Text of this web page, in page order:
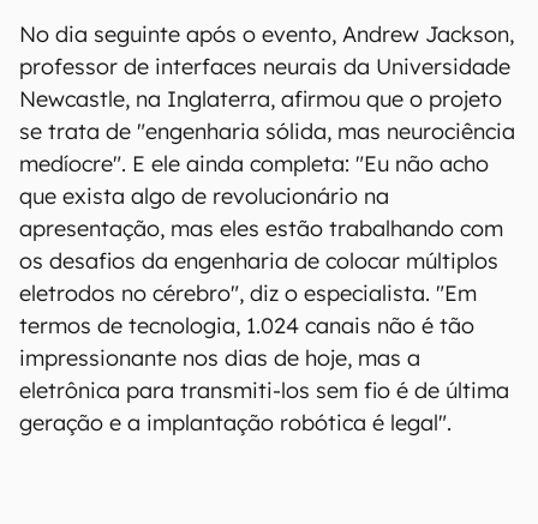
No dia seguinte após o evento, Andrew Jackson,
professor de interfaces neurais da Universidade
Newcastle, na Inglaterra, afirmou que o projeto
se trata de "engenharia sólida, mas neurociência
medíocre". E ele ainda completa: "Eu não acho
que exista algo de revolucionário na
apresentação, mas eles estão trabalhando com
os desafios da engenharia de colocar múltiplos
eletrodos no cérebro", diz o especialista. "Em
termos de tecnologia, 1.024 canais não é tão
impressionante nos dias de hoje, mas a
eletrônica para transmiti-los sem fio é de última
geração e a implantação robótica é legal".